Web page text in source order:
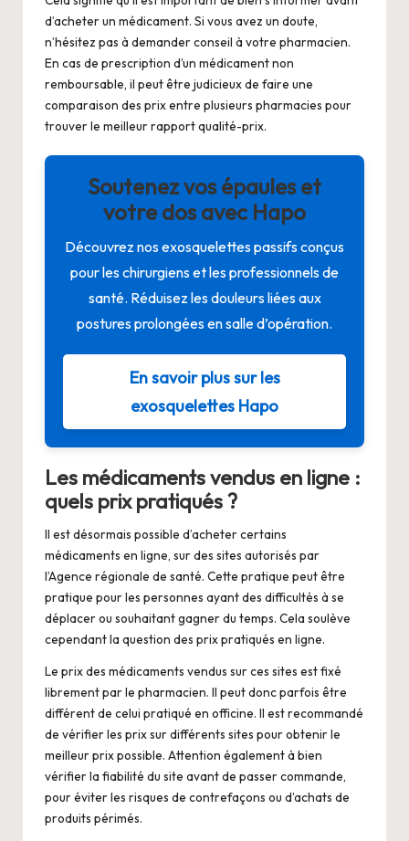
d’acheter un médicament. Si vous avez un doute,
n’hésitez pas à demander conseil à votre pharmacien.
En cas de prescription d’un médicament non
remboursable, il peut être judicieux de faire une
comparaison des prix entre plusieurs pharmacies pour
trouver le meilleur rapport qualité-prix.
Soutenez vos épaules et
votre dos avec Hapo
Découvrez nos exosquelettes passifs conçus
pour les chirurgiens et les professionnels de
santé. Réduisez les douleurs liées aux
postures prolongées en salle d’opération.
En savoir plus sur les
exosquelettes Hapo
Les médicaments vendus en ligne :
quels prix pratiqués ?
Il est désormais possible d’acheter certains
médicaments en ligne, sur des sites autorisés par
l’Agence régionale de santé. Cette pratique peut être
pratique pour les personnes ayant des difficultés à se
déplacer ou souhaitant gagner du temps. Cela soulève
cependant la question des prix pratiqués en ligne.
Le prix des médicaments vendus sur ces sites est fixé
librement par le pharmacien. Il peut donc parfois être
différent de celui pratiqué en officine. Il est recommandé
de vérifier les prix sur différents sites pour obtenir le
meilleur prix possible. Attention également à bien
vérifier la fiabilité du site avant de passer commande,
pour éviter les risques de contrefaçons ou d’achats de
produits périmés.